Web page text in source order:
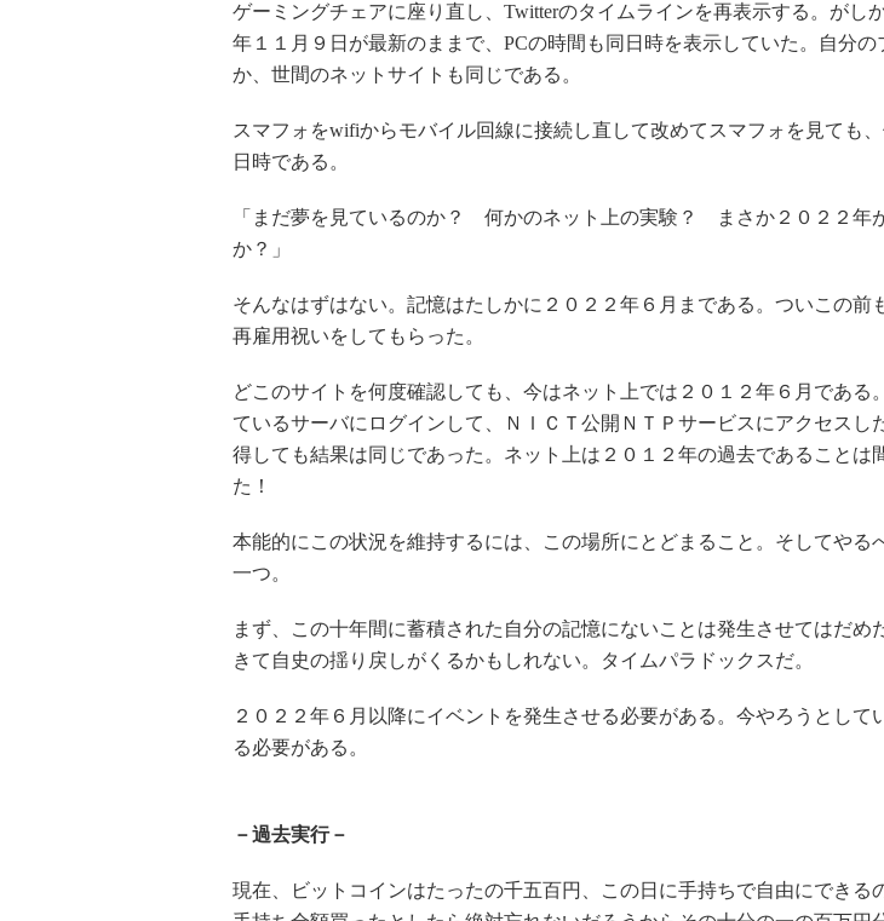
ゲーミングチェアに座り直し、 Twitterのタイムラインを再表示する。がし
年１１月９日が最新のままで、 PCの時間も同日時を表示していた。自分の
か、世間のネットサイトも同じである。
スマフォをwifiからモバイル回線に接続し直して改めてスマフォを見ても
日時である。
「まだ夢を見ているのか？ 何かのネット上の実験？ まさか２０２２年
か？」
そんなはずはない。記憶はたしかに２０２２年６月まである。ついこの前
再雇用祝いをしてもらった。
どこのサイトを何度確認しても、今はネット上では２０１２年６月である
ているサーバにログインして、ＮＩＣＴ公開ＮＴＰサービスにアクセスし
得しても結果は同じであった。ネット上は２０１２年の過去であることは
た！
本能的にこの状況を維持するには、この場所にとどまること。そしてやる
一つ。
まず、この十年間に蓄積された自分の記憶にないことは発生させてはだめ
きて自史の揺り戻しがくるかもしれない。タイムパラドックスだ。
２０２２年６月以降にイベントを発生させる必要がある。今やろうとして
る必要がある。
－過去実行－
現在、ビットコインはたったの千五百円、この日に手持ちで自由にできる